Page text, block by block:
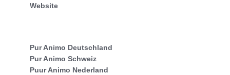
Website
Pur Animo Deutschland
Pur Animo Schweiz
Puur Animo Nederland